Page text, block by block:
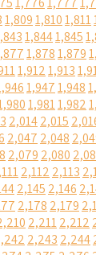
1,8091,8101,811
1,8441,845
1,8781,879
1,9121,913
1,9471,948
1,9811,982
2,0142,015
2,047 2,048
2,079 2,080
2,112 2,113
2,145 2,146
2,178 2,179
2,2112,212
2,243 2,244